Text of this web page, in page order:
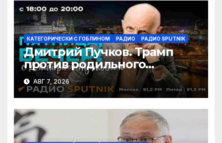
КАТЕГОРИЧЕСКИ С ГОБЛИНОМ РАДИО РАДИО SPUTNIK
Дмитрий Пучков. Трамп
против родильного
туризма, безработица из-за
ИИ
АВГ 7, 2026